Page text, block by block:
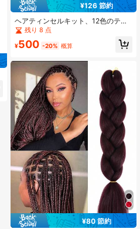
¥126 節約
ヘアティンセルキット、12色のティ
ンセル ヘアエクステンション ツール
付き、グリッター フェアリーヘア パ
ーティー ハロウィン クリスマス 新
残り 8 点
¥500 -20% 概算
¥80 節約